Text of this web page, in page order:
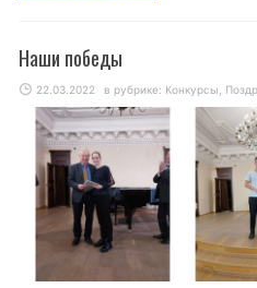
Наши победы
22.03.2022 в рубрике: Конкурсы